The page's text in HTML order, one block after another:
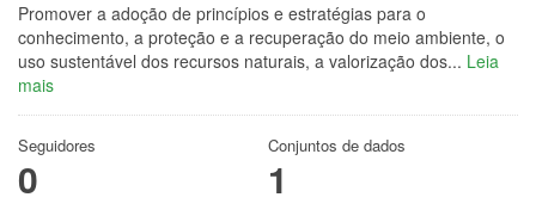
Promover a adoção de princípios e estratégias para o
conhecimento, a proteção e a recuperação do meio ambiente, o
uso sustentável dos recursos naturais, a valorização dos... Leia
mais
Seguidores
0
Conjuntos de dados
1